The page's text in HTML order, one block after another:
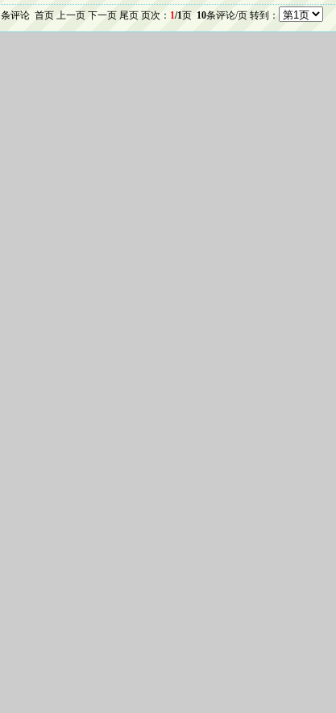
条评论 首页 上一页 下一页 尾页 页次： 1/1页 10条评论/页 转到：